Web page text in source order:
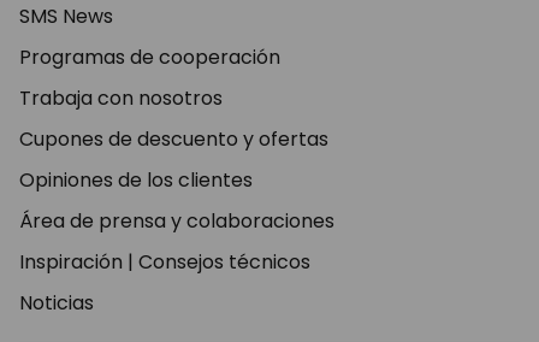
SMS News
Programas de cooperación
Trabaja con nosotros
Cupones de descuento y ofertas
Opiniones de los clientes
Área de prensa y colaboraciones
Inspiración | Consejos técnicos
Noticias